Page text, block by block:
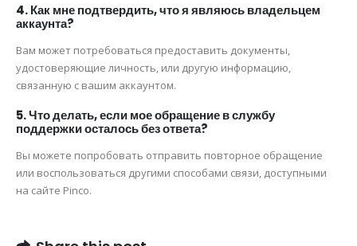
4. Как мне подтвердить, что я являюсь владельцем
аккаунта?
Вам может потребоваться предоставить документы,
удостоверяющие личность, или другую информацию,
связанную с вашим аккаунтом.
5. Что делать, если мое обращение в службу
поддержки осталось без ответа?
Вы можете попробовать отправить повторное обращение
или воспользоваться другими способами связи, доступными
на сайте Pinco.